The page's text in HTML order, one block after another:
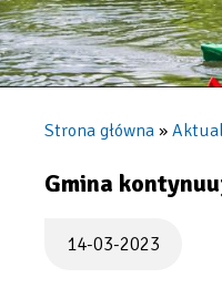
nawigacyjna
Strona główna
Gmina
14-03-2023